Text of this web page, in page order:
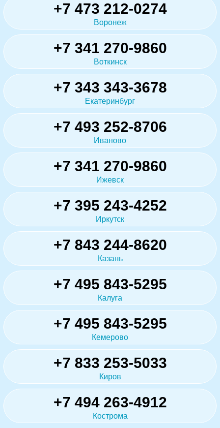
+7 473 212-0274
Воронеж
+7 341 270-9860
Воткинск
+7 343 343-3678
Екатеринбург
+7 493 252-8706
Иваново
+7 341 270-9860
Ижевск
+7 395 243-4252
Иркутск
+7 843 244-8620
Казань
+7 495 843-5295
Калуга
+7 495 843-5295
Кемерово
+7 833 253-5033
Киров
+7 494 263-4912
Кострома